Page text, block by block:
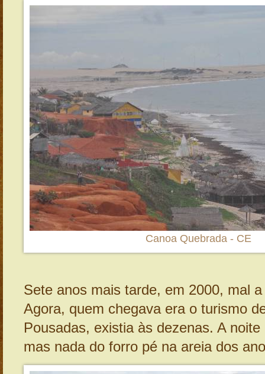
Canoa Quebrada - CE
Sete anos mais tarde, em 2000, mal
Agora, quem chegava era o turismo
Pousadas, existia às dezenas. A
mas nada do forro pé na areia dos